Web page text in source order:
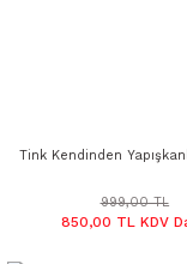
Tink Kendinden
82x122
999,00 TL
850,00 TL KDV